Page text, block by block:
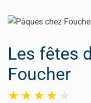
Les fêtes
Foucher